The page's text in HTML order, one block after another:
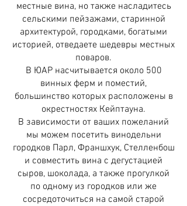
местные вина, но также насладитесь
сельскими пейзажами, старинной
архитектурой, городками, богатыми
историей, отведаете шедевры местных
поваров.
В ЮАР насчитывается около 500
винных ферм и поместий,
большинство которых расположены в
окрестностях Кейптауна.
В зависимости от ваших пожеланий
мы можем посетить винодельни
городков Парл, Франшхук, Стелленбош
и совместить вина с дегустацией
сыров, шоколада, а также прогулкой
по одному из городков или же
сосредоточиться на самой старой